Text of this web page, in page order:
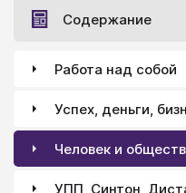
Содержание
Работа над собой
Успех, деньги,
Человек и
УПП, Синтон,